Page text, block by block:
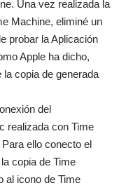
Una vez realizada la
Machine, eliminé un
probar la Aplicación
Apple ha dicho,
copia de generada
del
realizada con Time
ello conecto el
copia de Time
al icono de Time